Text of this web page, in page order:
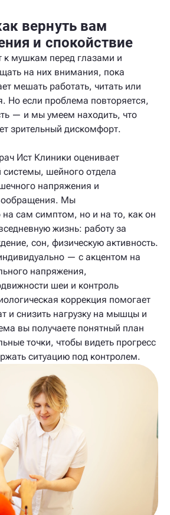
вернуть вам
и спокойствие
мушкам перед глазами и
на них внимания, пока
мешать работать, читать или
Но если проблема повторяется,
— и мы умеем находить, что
зрительный дискомфорт.
Ист Клиники оценивает
системы, шейного отдела
напряжения и
Мы
сам симптом, но и на то, как он
жизнь: работу за
сон, физическую активность.
— с акцентом на
напряжения,
шеи и контроль
коррекция помогает
и снизить нагрузку на мышцы и
вы получаете понятный план
точки, чтобы видеть прогресс
ситуацию под контролем.